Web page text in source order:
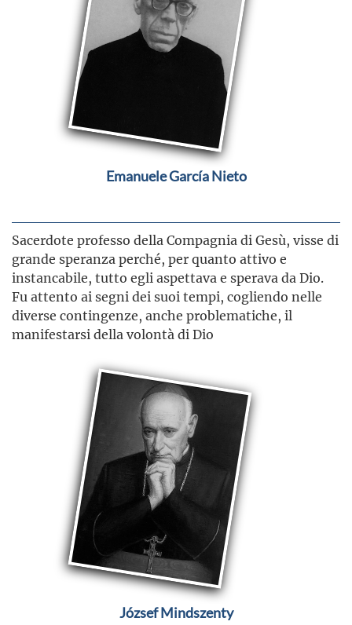
Emanuele García Nieto
Sacerdote professo della Compagnia di Gesù, visse di
grande speranza perché, per quanto attivo e
instancabile, tutto egli aspettava e sperava da Dio.
Fu attento ai segni dei suoi tempi, cogliendo nelle
diverse contingenze, anche problematiche, il
manifestarsi della volontà di Dio
József Mindszenty